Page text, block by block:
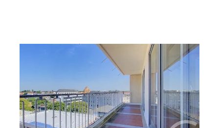
Appartement à louer
995 €
par mois charges comprises